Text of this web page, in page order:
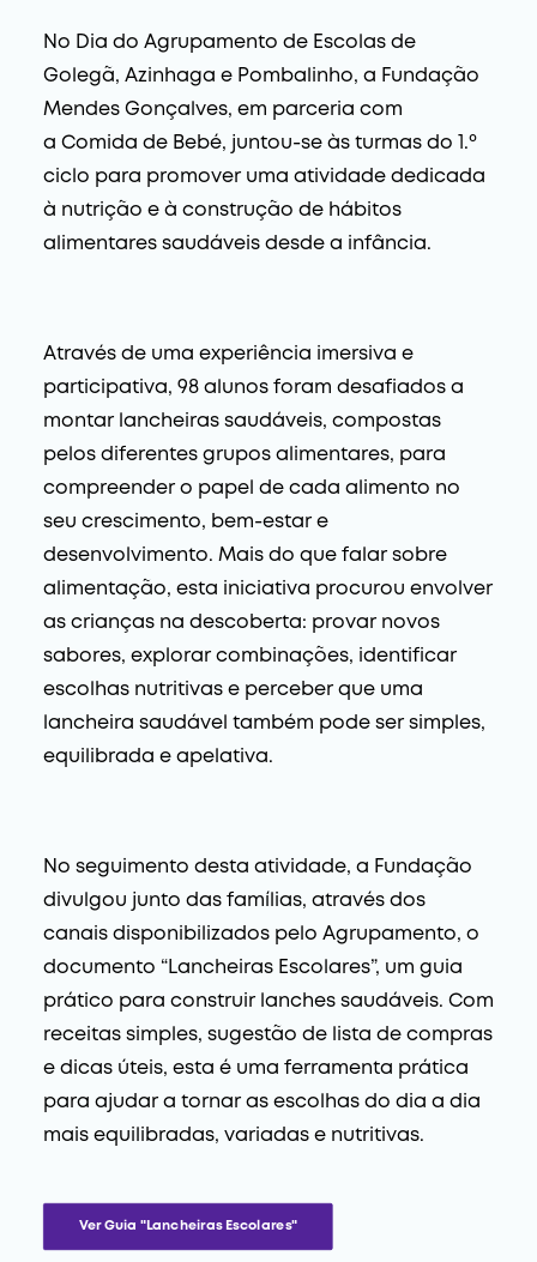
No Dia do Agrupamento de Escolas de
Golegã, Azinhaga e Pombalinho, a Fundação
Mendes Gonçalves, em parceria com
a Comida de Bebé, juntou-se às turmas do 1.º
ciclo para promover uma atividade dedicada
à nutrição e à construção de hábitos
alimentares saudáveis desde a infância.
Através de uma experiência imersiva e
participativa, 98 alunos foram desafiados a
montar lancheiras saudáveis, compostas
pelos diferentes grupos alimentares, para
compreender o papel de cada alimento no
seu crescimento, bem-estar e
desenvolvimento. Mais do que falar sobre
alimentação, esta iniciativa procurou envolver
as crianças na descoberta: provar novos
sabores, explorar combinações, identificar
escolhas nutritivas e perceber que uma
lancheira saudável também pode ser simples,
equilibrada e apelativa.
No seguimento desta atividade, a Fundação
divulgou junto das famílias, através dos
canais disponibilizados pelo Agrupamento, o
documento “Lancheiras Escolares”, um guia
prático para construir lanches saudáveis. Com
receitas simples, sugestão de lista de compras
e dicas úteis, esta é uma ferramenta prática
para ajudar a tornar as escolhas do dia a dia
mais equilibradas, variadas e nutritivas.
Ver Guia "Lancheiras Escolares"